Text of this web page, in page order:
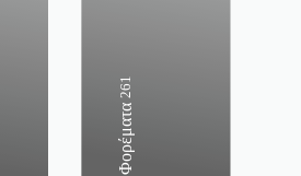
Φορέματα
261